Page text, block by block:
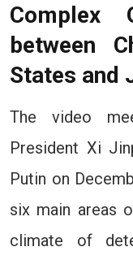
Complex
between
States and
The video
President Xi
Putin on
six main areas
climate of